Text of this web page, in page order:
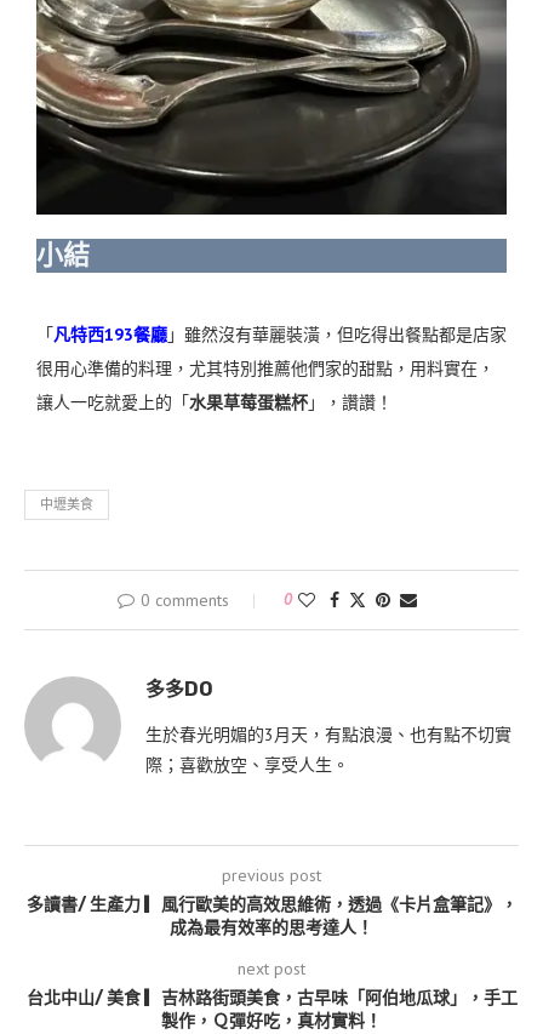
小結
「 凡特西193餐廳」雖然沒有華麗裝潢，但吃得出餐點都是店家
很用心準備的料理，尤其特別推薦他們家的甜點，用料實在，
讓人一吃就愛上的「水果草莓蛋糕杯」，讚讚！
中壢美食
0 comments 0
多多DO
生於春光明媚的3月天，有點浪漫、也有點不切實
際；喜歡放空、享受人生。
previous post
多讀書/ 生產力 ▎風行歐美的高效思維術，透過《卡片盒筆記》，
成為最有效率的思考達人！
next post
台北中山/ 美食 ▎吉林路街頭美食，古早味「阿伯地瓜球」，手工
製作，Ｑ彈好吃，真材實料！